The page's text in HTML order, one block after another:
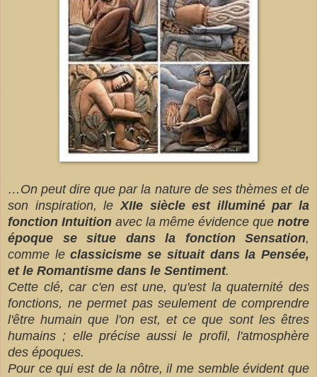
…On peut dire que par la nature de ses thèmes et de
son inspiration, leXIIe siècle est illuminé par la
fonction Intuition avec la même évidence que notre
époque se situe dans la fonction Sensation,
comme leclassicisme se situait dans la Pensée,
et le Romantisme dans le Sentiment.
Cette clé, car c'en est une, qu'est la quaternité des
fonctions, ne permet pas seulement de comprendre
l'être humain que l'on est, et ce que sont les êtres
humains ; elle précise aussi le profil, l'atmosphère
des époques.
Pour ce qui est de la nôtre, il me semble évident que